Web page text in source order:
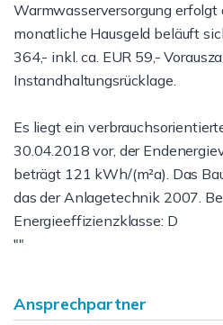
Warmwasserversorgung erfolgt
monatliche Hausgeld beläuft
364,- inkl. ca. EUR 59,-
Instandhaltungsrücklage.
Es liegt ein
30.04.2018 vor, der
beträgt 121 kWh/(m²a). Das
das der Anlagetechnik 2007.
Energieeffizienzklasse: D
""
Ansprechpartner